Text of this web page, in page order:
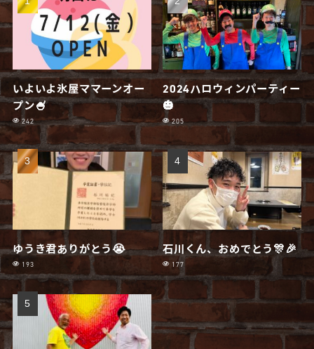
いよいよ氷屋ママーンオー
プン🍧
242
2024ハロウィンパーティー
🎃
205
ゆうき君ありがとう😭
193
石川くん、おめでとう🎊🎉
177